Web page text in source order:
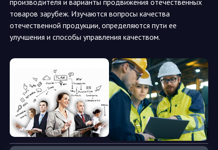
производителя и варианты продвижения отечественных
товаров зарубеж. Изучаются вопросы качества
отечественной продукции, определяются пути ее
улучшения и способы управления качеством.